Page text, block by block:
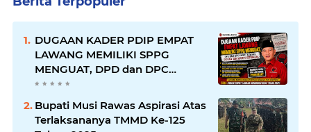
DUGAAN KADER PDIP EMPAT
LAWANG MEMILIKI SPPG
MENGUAT, DPD dan DPC
EMPAT LAWANG DIDUGA TAK
MAMPU BERTINDAK
Bupati Musi Rawas Aspirasi Atas
Terlaksananya TMMD Ke-125